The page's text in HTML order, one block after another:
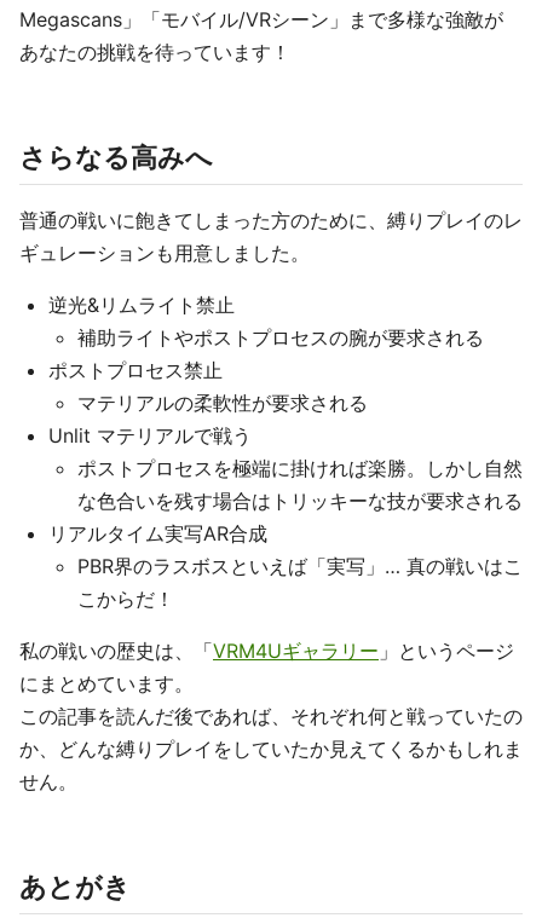
Megascans」「モバイル/VRシーン」まで多様な強敵が
あなたの挑戦を待っています！
さらなる高みへ
普通の戦いに飽きてしまった方のために、縛りプレイのレ
ギュレーションも用意しました。
逆光&リムライト禁止
補助ライトやポストプロセスの腕が要求される
ポストプロセス禁止
マテリアルの柔軟性が要求される
Unlit マテリアルで戦う
ポストプロセスを極端に掛ければ楽勝。しかし自然
な色合いを残す場合はトリッキーな技が要求される
リアルタイム実写AR合成
PBR界のラスボスといえば「実写」… 真の戦いはこ
こからだ！
私の戦いの歴史は、「VRM4Uギャラリー 」というページ
にまとめています。
この記事を読んだ後であれば、それぞれ何と戦っていたの
か、どんな縛りプレイをしていたか見えてくるかもしれま
せん。
あとがき